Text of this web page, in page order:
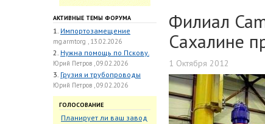
АКТИВНЫЕ ТЕМЫ ФОРУМА
1. Импортозамещение
mg.armtorg , 13.02.2026
2. Нужна помощь по Пскову.
Юрий Петров , 09.02.2026
3. Грузия и трубопроводы
Юрий Петров , 09.02.2026
ГОЛОСОВАНИЕ
Планирует ли ваш завод
Филиал
Сахалине
1 Октября 2012